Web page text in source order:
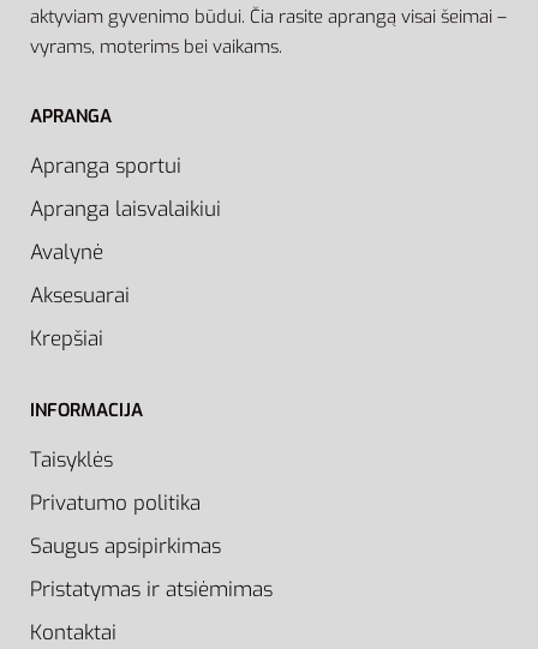
aktyviam gyvenimo būdui. Čia rasite aprangą visai šeimai –
vyrams, moterims bei vaikams.
APRANGA
Apranga sportui
Apranga laisvalaikiui
Avalynė
Aksesuarai
Krepšiai
INFORMACIJA
Taisyklės
Privatumo politika
Saugus apsipirkimas
Pristatymas ir atsiėmimas
Kontaktai